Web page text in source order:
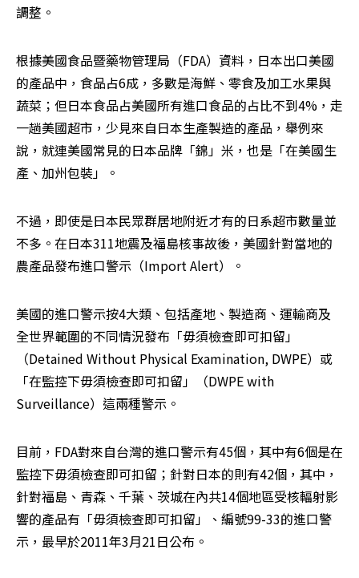
調整。
根據美國食品暨藥物管理局（FDA）資料，日本出口美國
的產品中，食品占6成，多數是海鮮、零食及加工水果與
蔬菜；但日本食品占美國所有進口食品的占比不到4%，走
一趟美國超市，少見來自日本生產製造的產品，舉例來
說，就連美國常見的日本品牌「錦」米，也是「在美國生
產、加州包裝」。
不過，即使是日本民眾群居地附近才有的日系超市數量並
不多。在日本311地震及福島核事故後，美國針對當地的
農產品發布進口警示（Import Alert）。
美國的進口警示按4大類、包括產地、製造商、運輸商及
全世界範圍的不同情況發布「毋須檢查即可扣留」
（Detained Without Physical Examination, DWPE）或
「在監控下毋須檢查即可扣留」（DWPE with
Surveillance）這兩種警示。
目前，FDA對來自台灣的進口警示有45個，其中有6個是在
監控下毋須檢查即可扣留；針對日本的則有42個，其中，
針對福島、青森、千葉、茨城在內共14個地區受核輻射影
響的產品有「毋須檢查即可扣留」、編號99-33的進口警
示，最早於2011年3月21日公布。